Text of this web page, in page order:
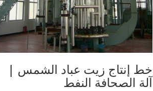
خط إنتاج زيت عباد الشمس |
آلة الصحافة النفط